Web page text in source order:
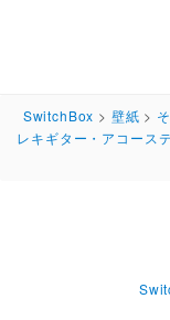
SwitchBox > 壁紙 >
レキギター・アコース